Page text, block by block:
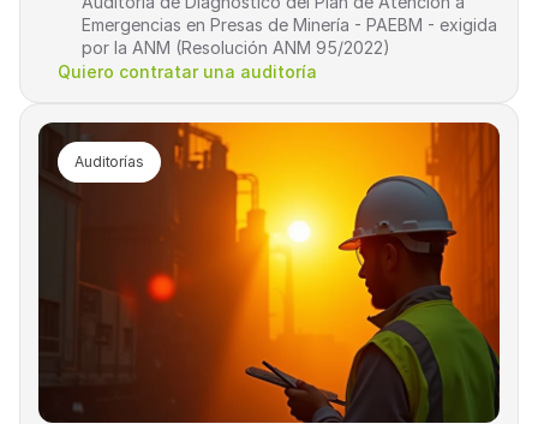
Emergencias en Presas de Minería - PAEBM - exigida
por la ANM (Resolución ANM 95/2022)
Quiero contratar una auditoría
Auditorías